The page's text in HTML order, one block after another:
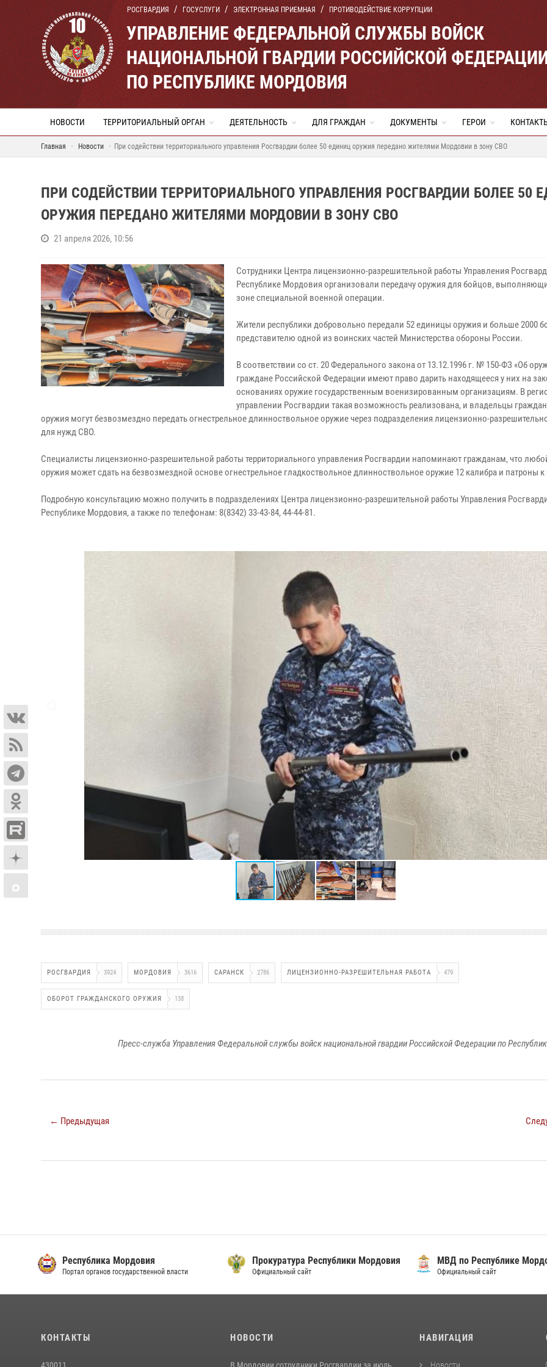
РОСГВАРДИЯ ГОСУСЛУГИ ЭЛЕКТРОННАЯ ПРИЕМНАЯ ПРОТИВОДЕЙСТВИЕ КОРРУПЦИИ
УПРАВЛЕНИЕ ФЕДЕРАЛЬНОЙ СЛУЖБЫ ВОЙСК
НАЦИОНАЛЬНОЙ ГВАРДИИ РОССИЙСКОЙ
ПО РЕСПУБЛИКЕ МОРДОВИЯ
НОВОСТИ ТЕРРИТОРИАЛЬНЫЙ ОРГАН ДЕЯТЕЛЬНОСТЬ ДЛЯ ГРАЖДАН ДОКУМЕНТЫ ГЕРОИ
Главная Новости При содействии территориального управления Росгвардии более 50 единиц оружия передано жителями Мордовии в зону СВО
ПРИ СОДЕЙСТВИИ ТЕРРИТОРИАЛЬНОГО УПРАВЛЕНИЯ РОСГВАРДИИ БОЛЕЕ 50
ОРУЖИЯ ПЕРЕДАНО ЖИТЕЛЯМИ МОРДОВИИ В ЗОНУ СВО
21 апреля 2026, 10:56
Сотрудники Центра лицензионно-разрешительной работы Управления
Республике Мордовия организовали передачу оружия для бойцов,
зоне специальной военной операции.
Жители республики добровольно передали 52 единицы оружия и больше 2000
представителю одной из воинских частей Министерства обороны России.
В соответствии со ст. 20 Федерального закона от 13.12.1996 г. № 150-ФЗ «Об
граждане Российской Федерации имеют право дарить находящееся у них на
основаниях оружие государственным военизированным организациям. В
управлении Росгвардии такая возможность реализована, и владельцы
оружия могут безвозмездно передать огнестрельное длинноствольное оружие через подразделения лицензионно-
для нужд СВО.
Специалисты лицензионно-разрешительной работы территориального управления Росгвардии напоминают гражданам, что
оружия может сдать на безвозмездной основе огнестрельное гладкоствольное длинноствольное оружие 12 калибра и патроны к
Подробную консультацию можно получить в подразделениях Центра лицензионно-разрешительной работы Управления
Республике Мордовия, а также по телефонам: 8(8342) 33-43-84, 44-44-81.
РОСГВАРДИЯ 3924 МОРДОВИЯ 3616 САРАНСК 2786 ЛИЦЕНЗИОННО-РАЗРЕШИТЕЛЬНАЯ РАБОТА 479
ОБОРОТ ГРАЖДАНСКОГО ОРУЖИЯ 138
Пресс-служба Управления Федеральной службы войск национальной гвардии Российской Федерации по
← Предыдущая
Республика Мордовия
Портал органов государственной власти
Прокуратура Республики Мордовия
Официальный сайт
МВД по Республике
Официальный сайт
КОНТАКТЫ НОВОСТИ НАВИГАЦИЯ